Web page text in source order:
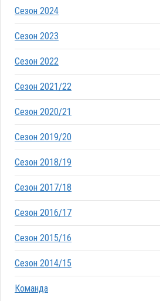
Сезон 2024
Сезон 2023
Сезон 2022
Сезон 2021/22
Сезон 2020/21
Сезон 2019/20
Сезон 2018/19
Сезон 2017/18
Сезон 2016/17
Сезон 2015/16
Сезон 2014/15
Команда